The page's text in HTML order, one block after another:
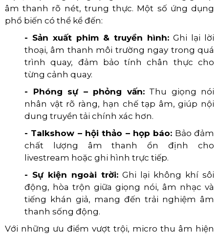
âm thanh rõ nét, trung thực. Một số ứng dụng
phổ biến có thể kể đến:
- Sản xuất phim & truyền hình: Ghi lại lời
thoại, âm thanh môi trường ngay trong quá
trình quay, đảm bảo tính chân thực cho
từng cảnh quay.
- Phóng sự – phỏng vấn:Thu giọng nói
nhân vật rõ ràng, hạn chế tạp âm, giúp nội
dung truyền tải chính xác hơn.
- Talkshow – hội thảo – họp báo: Bảo đảm
chất lượng âm thanh ổn định cho
livestream hoặc ghi hình trực tiếp.
- Sự kiện ngoài trời: Ghi lại không khí sôi
động, hòa trộn giữa giọng nói, âm nhạc và
tiếng khán giả, mang đến trải nghiệm âm
thanh sống động.
Với những ưu điểm vượt trội, micro thu âm hiện